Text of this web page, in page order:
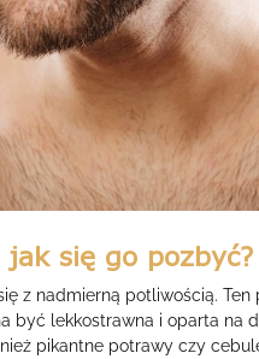
się go pozbyć?
z nadmierną potliwością.
być lekkostrawna i oparta na
pikantne potrawy czy